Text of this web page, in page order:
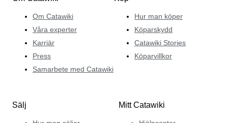
Om Catawiki
Våra experter
Karriär
Press
Samarbete med Catawiki
Hur man köper
Köparskydd
Catawiki Stories
Köparvillkor
Sälj Mitt Catawiki